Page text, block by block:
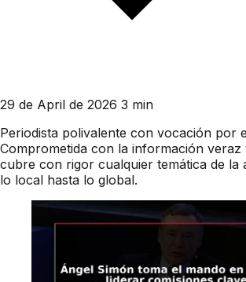
29 de April de 2026 3 min
Periodista polivalente con vocación por
Comprometida con la información veraz
cubre con rigor cualquier temática de la
lo local hasta lo global.